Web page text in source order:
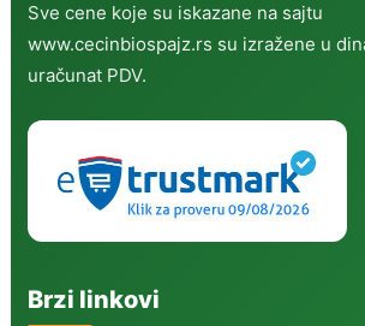
Sve cene koje su iskazane na sajtu
www.cecinbiospajz.rs su izražene u
uračunat PDV.
Brzi linkovi